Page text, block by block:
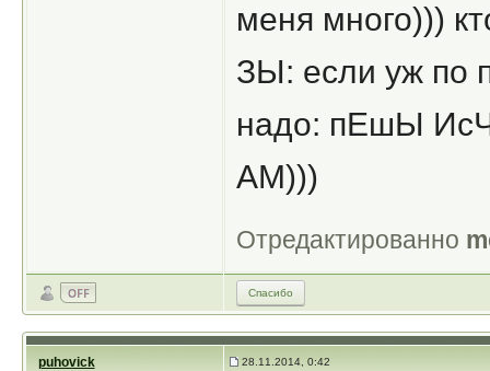
меня много)))
ЗЫ: если уж по
надо: пЕшЫ
АМ)))
Отредактированно
Спасибо
puhovick 28.11.2014, 0:42